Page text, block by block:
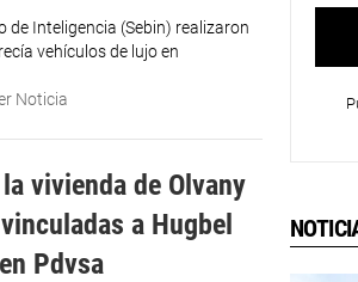
Inteligencia (Sebin) realizaron
vehículos de lujo en
Noticia
vivienda de Olvany
a Hugbel
Pdvsa